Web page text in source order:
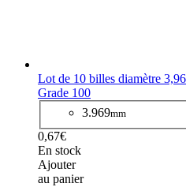
Lot de 10 billes diamètre
Grade 100
3.969mm
0,67€
En stock
Ajouter
au panier